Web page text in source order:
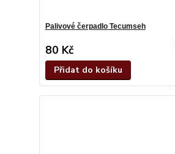
Palivové čerpadlo Tecumseh
80 Kč
Přidat do košíku